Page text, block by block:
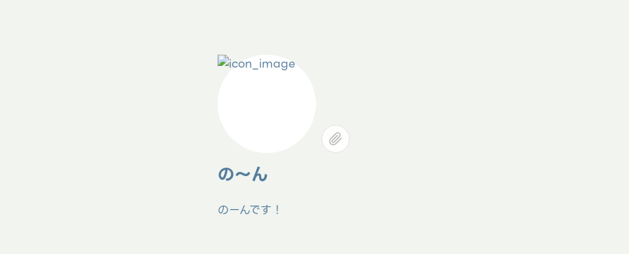
の～ん
のーんです！